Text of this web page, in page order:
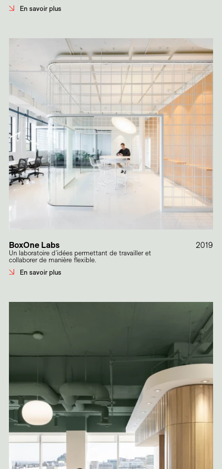
En savoir plus
BoxOne Labs
Un laboratoire d’idées permettant de travailler et
collaborer de manière flexible.
En savoir plus
2019